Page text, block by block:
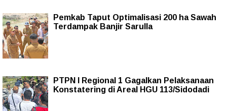
Pemkab Taput Optimalisasi 200 ha Sawah
Terdampak Banjir Sarulla
PTPN I Regional 1 Gagalkan Pelaksanaan
Konstatering di Areal HGU 113/Sidodadi